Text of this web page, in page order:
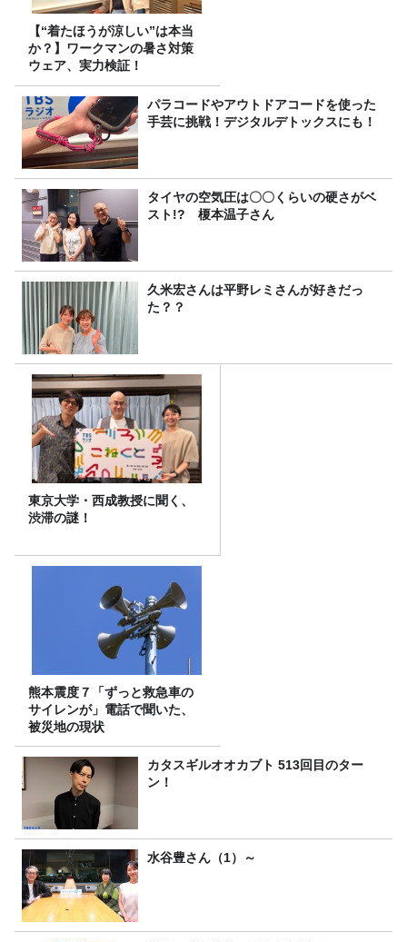
【“着たほうが涼しい”は本当
か？】ワークマンの暑さ対策
ウェア、実力検証！
パラコードやアウトドアコードを使った
手芸に挑戦！デジタルデトックスにも！
タイヤの空気圧は〇〇くらいの硬さがベ
スト!? 榎本温子さん
久米宏さんは平野レミさんが好きだっ
た？？
東京大学・西成教授に聞く、
渋滞の謎！
熊本震度７「ずっと救急車の
サイレンが」電話で聞いた、
被災地の現状
カタスギルオオカブト 513回目のター
ン！
水谷豊さん（1）～